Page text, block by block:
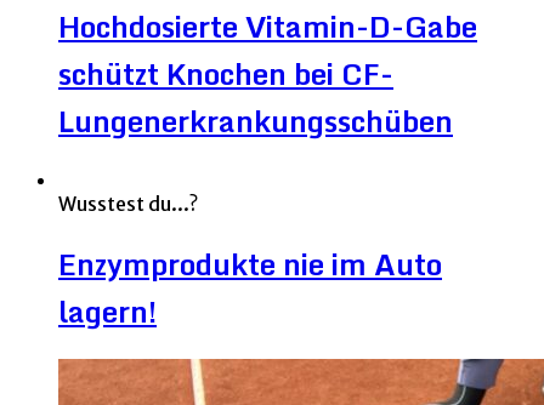
Hochdosierte Vitamin-D-Gabe
schützt Knochen bei CF-
Lungenerkrankungsschüben
Wusstest du...?
Enzymprodukte nie im Auto
lagern!